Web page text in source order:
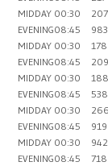
MIDDAY 00:30 207
EVENING08:45 983
MIDDAY 00:30 178
EVENING08:45 209
MIDDAY 00:30 188
EVENING08:45 538
MIDDAY 00:30 266
EVENING08:45 919
MIDDAY 00:30 942
EVENING08:45 718